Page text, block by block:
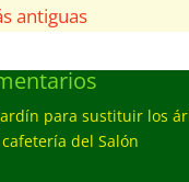
antiguas
para sustituir los
del Salón